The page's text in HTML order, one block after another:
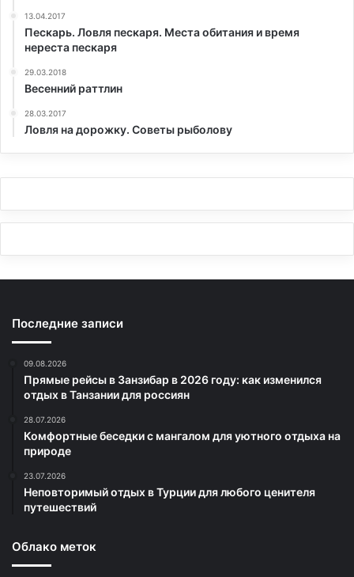
13.04.2017
Пескарь. Ловля пескаря. Места обитания и время
нереста пескаря
29.03.2018
Весенний раттлин
28.03.2017
Ловля на дорожку. Советы рыболову
Последние записи
09.08.2026
Прямые рейсы в Занзибар в 2026 году: как изменился
отдых в Танзании для россиян
28.07.2026
Комфортные беседки с мангалом для уютного отдыха на
природе
23.07.2026
Неповторимый отдых в Турции для любого ценителя
путешествий
Облако меток